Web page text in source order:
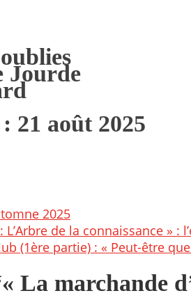
Jourde
21 août 2025
2025
de la connaissance » :
(1ère partie) : « Peut-être
« La marchande